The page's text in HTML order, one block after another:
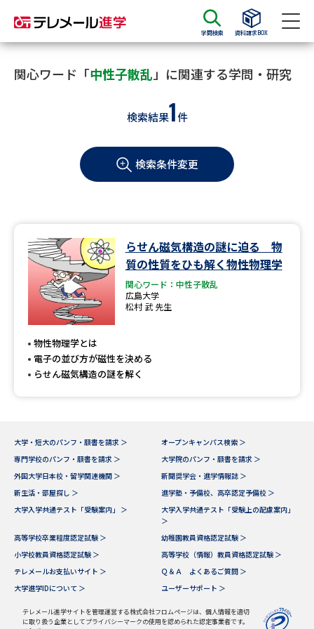
学問検索 資料請求BOX
資料請求 資料検索
大学・短大の資料種類から請求
学部・学科パンフ
過去問題集
大学・短大以外の資料から請求
専門学校の資料請求 大学院の資料請求
留学・進学関連、塾・予備校
高等学校（情報）教員資格認定
試験
大学で学べる内容や特徴を調べる
新増設大学・学部・学科特集
国際・グローバルに強い大学特
集
関心ワード「中性子散乱 」に関連する学問・研究
検索結果1件
検索条件変更
らせん磁気構造の謎に迫る 物
質の性質をひも解く物性物理学
関心ワード：中性子散乱
広島大学
松村 武 先生
物性物理学とは
電子の並び方が磁性を決める
らせん磁気構造の謎を解く
大学・短大のパンフ・願書を請求 ＞
オープンキャンパス検索 ＞
専門学校のパンフ・願書を請求 ＞
大学院のパンフ・願書を請求 ＞
外国大学日本校・留学関連機関 ＞
新聞奨学会・進学情報誌 ＞
新生活・部屋探し ＞
進学塾・予備校、高卒認定予備校 ＞
大学入学共通テスト「受験案内」 ＞
大学入学共通テスト「受験上の配慮案内」
＞
高等学校卒業程度認定試験 ＞
幼稚園教員資格認定試験 ＞
小学校教員資格認定試験 ＞
高等学校（情報）教員資格認定試験 ＞
テレメールお支払いサイト ＞
Ｑ＆Ａ よくあるご質問 ＞
大学進学IDについて ＞
ユーザーサポート ＞
テレメール進学サイトを管理運営する株式会社フロムページは、個人情報を適切
に取り扱う企業としてプライバシーマークの使用を認められた認定事業者です。